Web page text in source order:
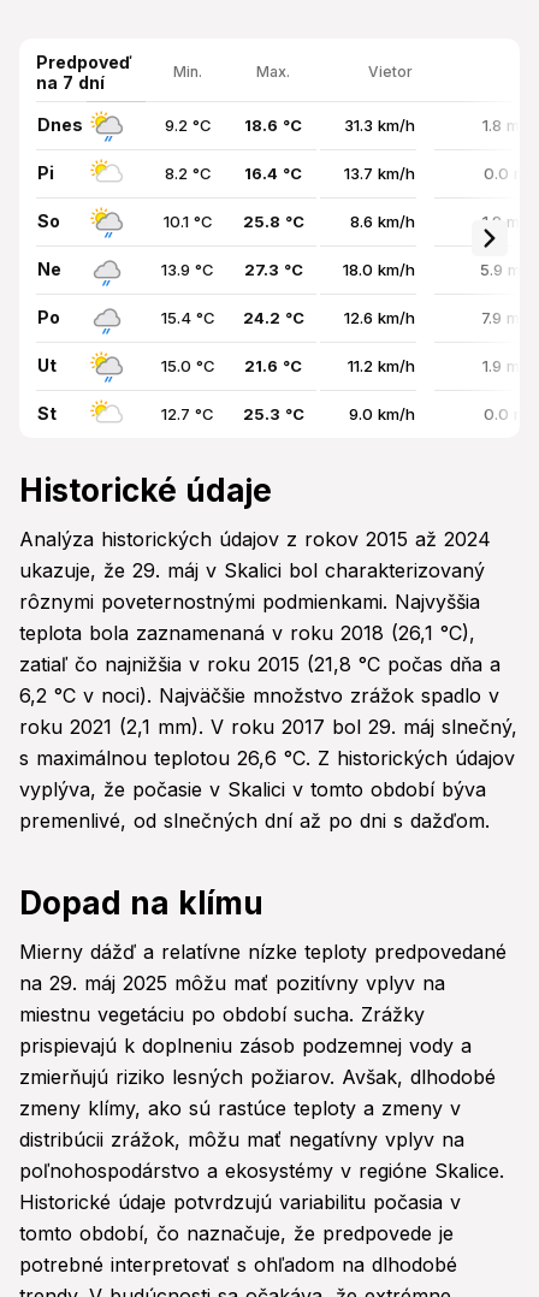
Predpoveď
na 7 dní
Min. Max. Vietor
Dnes 9.2 °C 18.6 °C 31.3 km/h 1.8
Pi 8.2 °C 16.4 °C 13.7 km/h 0.0
So 10.1 °C 25.8 °C 8.6 km/h 1.8
Ne 13.9 °C 27.3 °C 18.0 km/h 5.9
Po 15.4 °C 24.2 °C 12.6 km/h 7.9
Ut 15.0 °C 21.6 °C 11.2 km/h 1.9
St 12.7 °C 25.3 °C 9.0 km/h 0.0
Historické údaje
Analýza historických údajov z rokov 2015 až 2024
ukazuje, že 29. máj v Skalici bol charakterizovaný
rôznymi poveternostnými podmienkami. Najvyššia
teplota bola zaznamenaná v roku 2018 (26,1 °C),
zatiaľ čo najnižšia v roku 2015 (21,8 °C počas dňa a
6,2 °C v noci). Najväčšie množstvo zrážok spadlo v
roku 2021 (2,1 mm). V roku 2017 bol 29. máj slnečný,
s maximálnou teplotou 26,6 °C. Z historických údajov
vyplýva, že počasie v Skalici v tomto období býva
premenlivé, od slnečných dní až po dni s dažďom.
Dopad na klímu
Mierny dážď a relatívne nízke teploty predpovedané
na 29. máj 2025 môžu mať pozitívny vplyv na
miestnu vegetáciu po období sucha. Zrážky
prispievajú k doplneniu zásob podzemnej vody a
zmierňujú riziko lesných požiarov. Avšak, dlhodobé
zmeny klímy, ako sú rastúce teploty a zmeny v
distribúcii zrážok, môžu mať negatívny vplyv na
poľnohospodárstvo a ekosystémy v regióne Skalice.
Historické údaje potvrdzujú variabilitu počasia v
tomto období, čo naznačuje, že predpovede je
potrebné interpretovať s ohľadom na dlhodobé